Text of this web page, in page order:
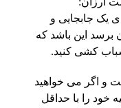
یک جابجایی و
برسد این باشد که
کشی کنید.
و اگر می خواهید
خود را با حداقل